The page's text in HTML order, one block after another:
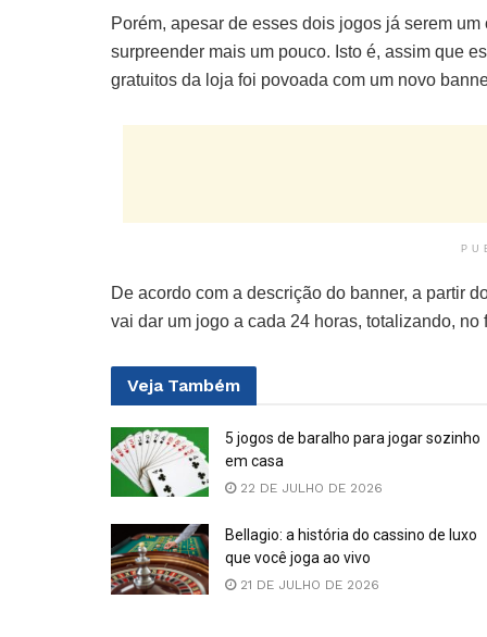
Porém, apesar de esses dois jogos já serem
surpreender mais um pouco. Isto é, assim que
gratuitos da loja foi povoada com um novo
De acordo com a descrição do banner, a partir
vai dar um jogo a cada 24 horas, totalizando,
Veja Também
5 jogos de baralho para jogar sozinho
em casa
22 DE JULHO DE 2026
Bellagio: a história do cassino de luxo
que você joga ao vivo
21 DE JULHO DE 2026